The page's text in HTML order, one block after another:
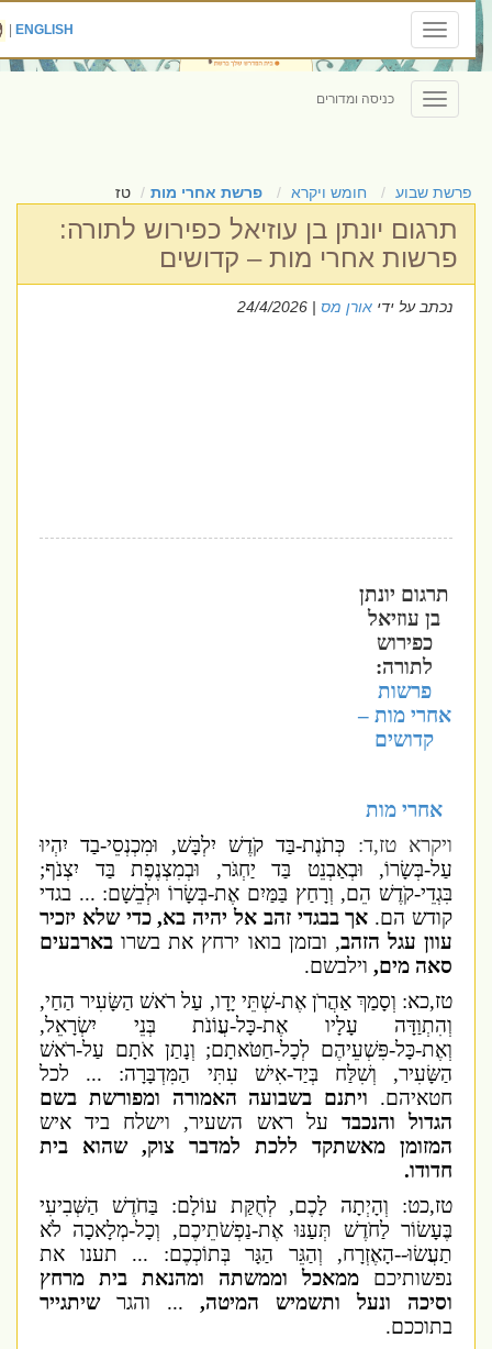
Toggle
navigation
ENGLISH
|
Toggle
navigation
כניסה ומדורים
פרשת שבוע חומש ויקרא פרשת אחרי מות טז
תרגום יונתן בן עוזיאל כפירוש לתורה:
פרשות אחרי מות – קדושים
נכתב על ידיאורן מס| 24/4/2026
תרגום יונתן
בן עוזיאל
כפירוש
לתורה:
פרשות
אחרי מות –
קדושים
אחרי מות
ויקרא טז,ד:כְּתֹנֶת-בַּד קֹדֶשׁ יִלְבָּשׁ, וּמִכְנְסֵי-בַד יִהְיוּ
עַל-בְּשָׂרוֹ, וּבְאַבְנֵט בַּד יַחְגֹּר, וּבְמִצְנֶפֶת בַּד יִצְנֹף;
בִּגְדֵי-קֹדֶשׁ הֵם, וְרָחַץ בַּמַּיִם אֶת-בְּשָׂרוֹ וּלְבֵשָׁם: ... בגדי
קודש הם.אך בבגדי זהב אל יהיה בא, כדי שלא יזכיר
עוון עגל הזהב, ובזמן בואו ירחץ את בשרובארבעים
סאה מים,וילבשם.
טז,כא: וְסָמַךְ אַהֲרֹן אֶת-שְׁתֵּי יָדָו, עַל רֹאשׁ הַשָּׂעִיר הַחַי,
וְהִתְוַדָּה עָלָיו אֶת-כָּל-עֲו‍ֹנֹת בְּנֵי יִשְׂרָאֵל,
וְאֶת-כָּל-פִּשְׁעֵיהֶם לְכָל-חַטֹּאתָם; וְנָתַן אֹתָם עַל-רֹאשׁ
הַשָּׂעִיר, וְשִׁלַּח בְּיַד-אִישׁ עִתִּי הַמִּדְבָּרָה: ... לכל
חטאיהם.ויתנם בשבועה האמורה ומפורשת בשם
הגדול והנכבדעל ראש השעיר, וישלח ביד איש
המזומן מאשתקד ללכת למדבר צוק, שהוא בית
חדודו.
טז,כט: וְהָיְתָה לָכֶם, לְחֻקַּת עוֹלָם: בַּחֹדֶשׁ הַשְּׁבִיעִי
בֶּעָשׂוֹר לַחֹדֶשׁ תְּעַנּוּ אֶת-נַפְשֹׁתֵיכֶם, וְכָל-מְלָאכָה לֹא
תַעֲשׂוּ--הָאֶזְרָח, וְהַגֵּר הַגָּר בְּתוֹכְכֶם: ... תענו את
נפשותיכםממאכל וממשתה ומהנאת בית מרחץ
וסיכה ונעל ותשמיש המיטה, ... והגר שיתגייר
בתוככם.